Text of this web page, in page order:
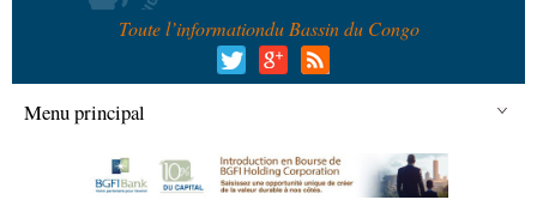
Toute l’informationdu Bassin du Congo
Menu principal